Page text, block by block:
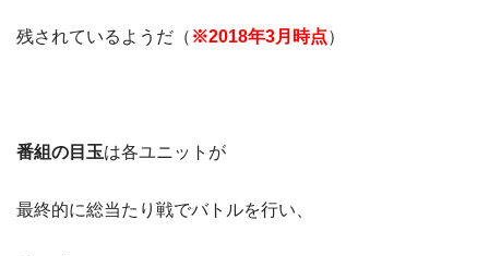
残されているようだ（ ※2018年3月時点）
番組の目玉は各ユニットが
最終的に総当たり戦でバトルを行い、